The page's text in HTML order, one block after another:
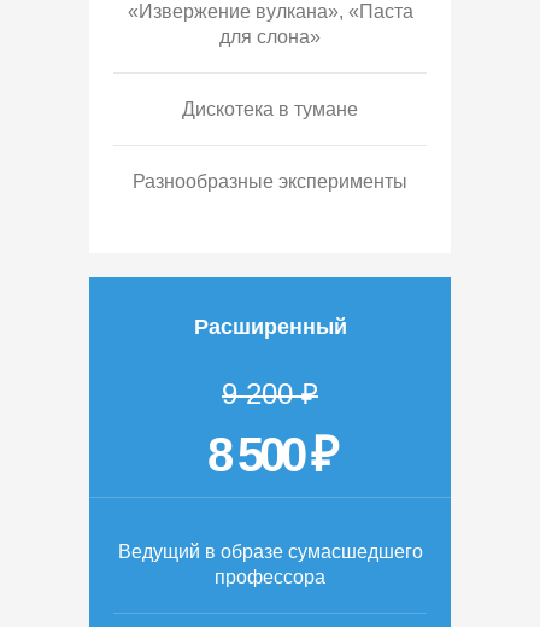
«Извержение вулкана», «Паста
для слона»
Дискотека в тумане
Разнообразные эксперименты
Расширенный
9 200 ₽
8 500 ₽
Ведущий в образе сумасшедшего
профессора